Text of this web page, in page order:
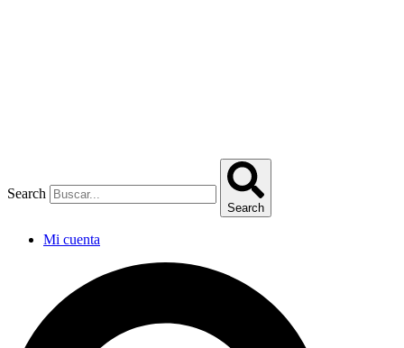
Search
Search
Mi cuenta